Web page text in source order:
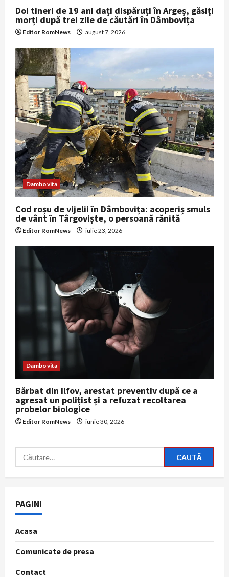
Doi tineri de 19 ani dați dispăruți în Argeș, găsiți
morți după trei zile de căutări în Dâmbovița
Editor RomNews august 7, 2026
Dambovita
Cod roșu de vijelii în Dâmbovița: acoperiș smuls
de vânt în Târgoviște, o persoană rănită
Editor RomNews iulie 23, 2026
Dambovita
Bărbat din Ilfov, arestat preventiv după ce a
agresat un polițist și a refuzat recoltarea
probelor biologice
Editor RomNews iunie 30, 2026
Caută
după:
PAGINI
Acasa
Comunicate de presa
Contact